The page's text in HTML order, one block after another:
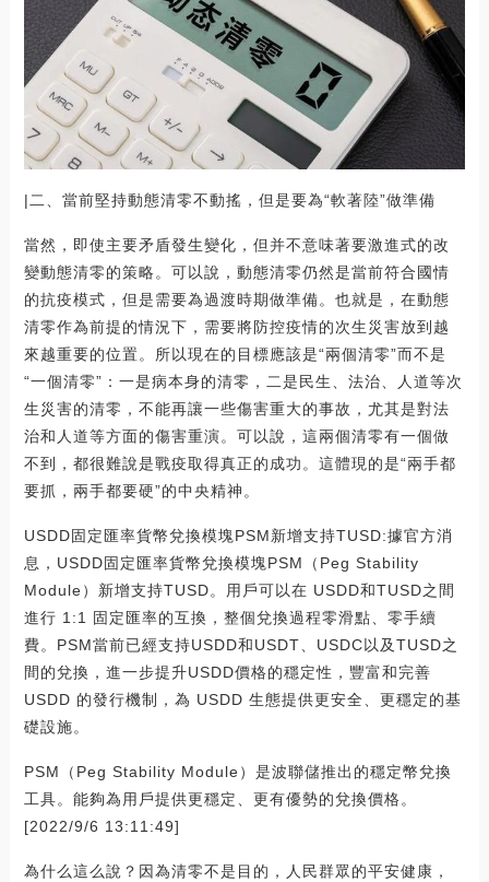
|二、當前堅持動態清零不動搖，但是要為“軟著陸”做準備
當然，即使主要矛盾發生變化，但并不意味著要激進式的改
變動態清零的策略。可以說，動態清零仍然是當前符合國情
的抗疫模式，但是需要為過渡時期做準備。也就是，在動態
清零作為前提的情況下，需要將防控疫情的次生災害放到越
來越重要的位置。所以現在的目標應該是“兩個清零”而不是
“一個清零”：一是病本身的清零，二是民生、法治、人道等次
生災害的清零，不能再讓一些傷害重大的事故，尤其是對法
治和人道等方面的傷害重演。可以說，這兩個清零有一個做
不到，都很難說是戰疫取得真正的成功。這體現的是“兩手都
要抓，兩手都要硬”的中央精神。
USDD固定匯率貨幣兌換模塊PSM新增支持TUSD:據官方消
息，USDD固定匯率貨幣兌換模塊PSM（Peg Stability
Module）新增支持TUSD。用戶可以在 USDD和TUSD之間
進行 1:1 固定匯率的互換，整個兌換過程零滑點、零手續
費。PSM當前已經支持USDD和USDT、USDC以及TUSD之
間的兌換，進一步提升USDD價格的穩定性，豐富和完善
USDD 的發行機制，為 USDD 生態提供更安全、更穩定的基
礎設施。
PSM（Peg Stability Module）是波聯儲推出的穩定幣兌換
工具。能夠為用戶提供更穩定、更有優勢的兌換價格。
[2022/9/6 13:11:49]
為什么這么說？因為清零不是目的，人民群眾的平安健康，